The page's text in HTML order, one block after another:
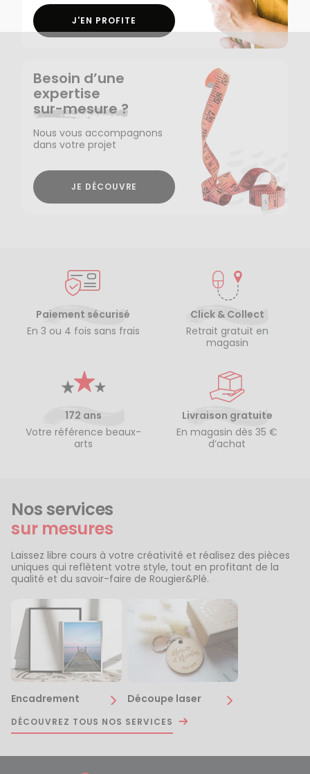
J'EN PROFITE
Besoin d’une
expertise
sur-mesure ?
Nous vous accompagnons
dans votre projet
JE DÉCOUVRE
Paiement sécurisé
En 3 ou 4 fois sans frais
Click & Collect
Retrait gratuit en
magasin
172 ans
Votre référence beaux-
arts
Livraison gratuite
En magasin dès 35 €
d’achat
Nos services
sur mesures
Laissez libre cours à votre créativité et réalisez des pièces
uniques qui reflètent votre style, tout en profitant de la
qualité et du savoir-faire de Rougier&Plé.
Encadrement Découpe laser
DÉCOUVREZ TOUS NOS SERVICES